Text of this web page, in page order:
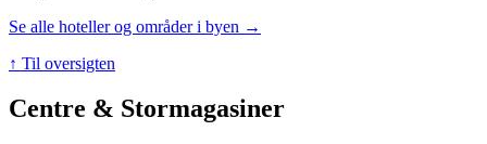
Se alle hoteller og områder i byen →
↑ Til oversigten
Centre & Stormagasiner